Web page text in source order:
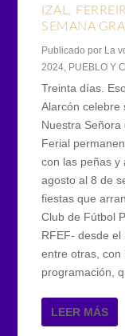
IZAL,
SEMANA
Publicado por La
2024 PUEBLO Y
Treinta días.
Alarcón celebre
Nuestra
Ferial
con las peñas y
agosto al 8 de
fiestas que
Club de Fútbol
RFEF- desde el
entre otras, con
programación,
LEER MÁS